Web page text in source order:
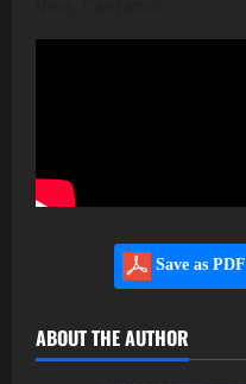
Save as PDF
ABOUT THE AUTHOR